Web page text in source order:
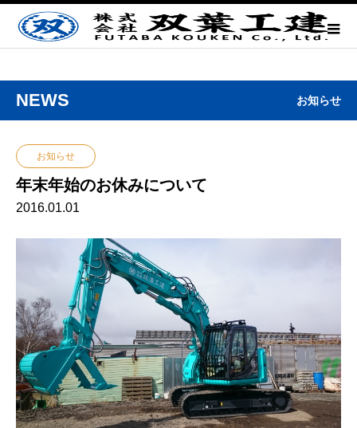
NEWS お知らせ
お知らせ
年末年始のお休みについて
2016.01.01